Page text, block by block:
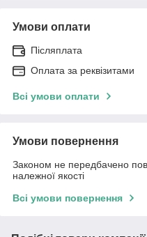
Умови оплати
Післяплата
Оплата за реквізитами
Всі умови оплати
Умови повернення
Законом не передбачено
належної якості
Всі умови повернення